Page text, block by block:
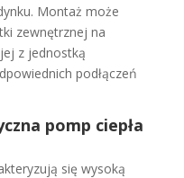
Montaż może
zewnętrznej na
z jednostką
podłączeń
pomp ciepła
się wysoką